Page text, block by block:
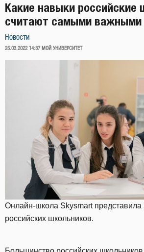
Какие навыки российские
считают самыми важными
Новости
ОПУБЛИКОВАНО
25.03.2022 14:37 МОЙ УНИВЕРСИТЕТ
Онлайн-школа Skysmart представила
российских школьников.